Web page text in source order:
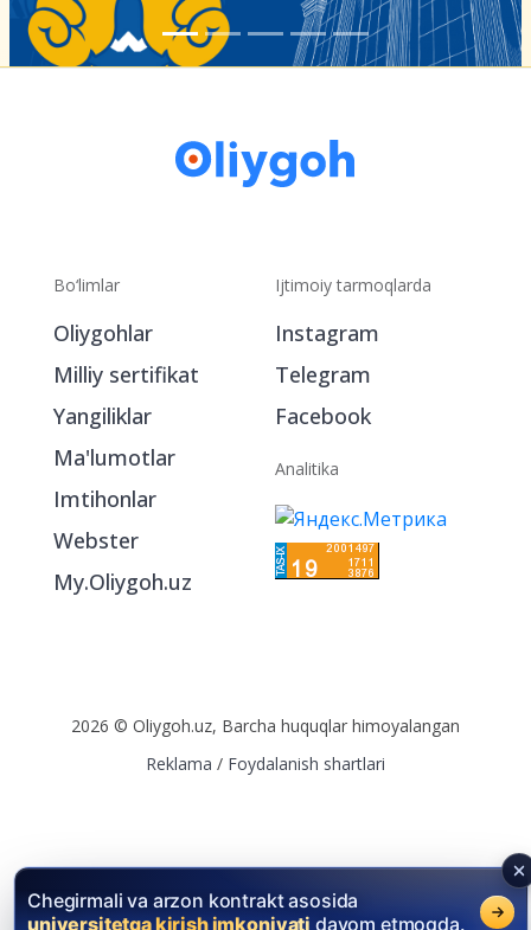
Bo‘limlar
Oliygohlar
Milliy sertifikat
Yangiliklar
Ma'lumotlar
Imtihonlar
Webster
My.Oliygoh.uz
Ijtimoiy tarmoqlarda
Instagram
Telegram
Facebook
Analitika
2026 © Oliygoh.uz, Barcha huquqlar himoyalangan
Reklama / Foydalanish shartlari
Chegirmali va arzon kontrakt asosida
universitetga kirish imkoniyati davom etmoqda.